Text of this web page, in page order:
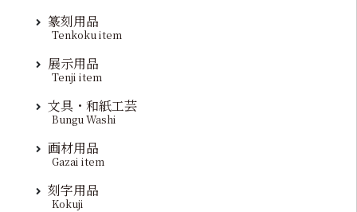
篆刻用品
Tenkoku item
展示用品
Tenji item
文具・和紙工芸
Bungu Washi
画材用品
Gazai item
刻字用品
Kokuji